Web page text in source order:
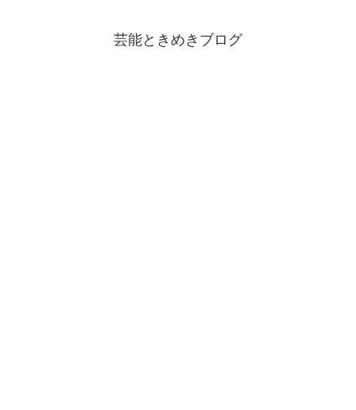
芸能ときめきブログ